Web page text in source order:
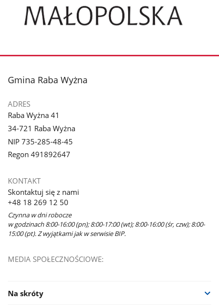
stopka
Gmina Raba Wyżna
ADRES
Raba Wyżna 41
34-721 Raba Wyżna
NIP 735-285-48-45
Regon 491892647
KONTAKT
Skontaktuj się z nami
+48 18 269 12 50
Czynna w dni robocze
w godzinach 8:00-16:00 (pn); 8:00-17:00 (wt); 8:00-16:00 (śr, czw); 8:00-
15:00 (pt). Z wyjątkami jak w serwisie BIP.
MEDIA SPOŁECZNOŚCIOWE:
Na skróty